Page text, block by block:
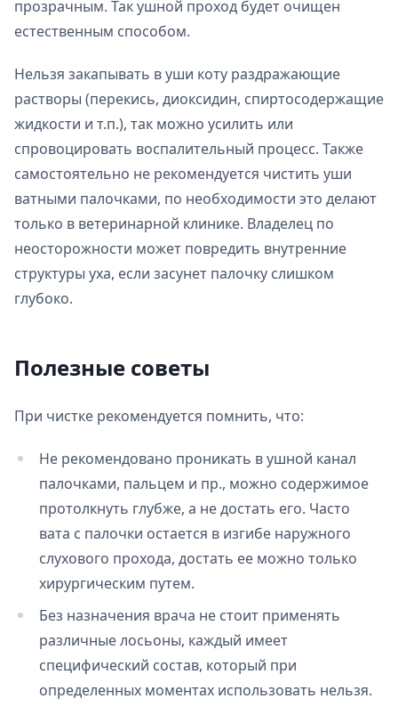
прозрачным. Так ушной проход будет очищен
естественным способом.
Нельзя закапывать в уши коту раздражающие
растворы (перекись, диоксидин, спиртосодержащие
жидкости и т.п.), так можно усилить или
спровоцировать воспалительный процесс. Также
самостоятельно не рекомендуется чистить уши
ватными палочками, по необходимости это делают
только в ветеринарной клинике. Владелец по
неосторожности может повредить внутренние
структуры уха, если засунет палочку слишком
глубоко.
Полезные советы
При чистке рекомендуется помнить, что:
Не рекомендовано проникать в ушной канал
палочками, пальцем и пр., можно содержимое
протолкнуть глубже, а не достать его. Часто
вата с палочки остается в изгибе наружного
слухового прохода, достать ее можно только
хирургическим путем.
Без назначения врача не стоит применять
различные лосьоны, каждый имеет
специфический состав, который при
определенных моментах использовать нельзя.